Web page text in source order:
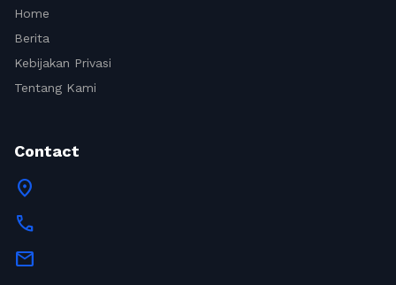
Home
Berita
Kebijakan Privasi
Tentang Kami
Contact
location_on
call
mail